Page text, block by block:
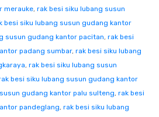
merauke, rak besi siku lubang susun
besi siku lubang susun gudang kantor
susun gudang kantor pacitan, rak besi
padang sumbar, rak besi siku lubang
, rak besi siku lubang susun
besi siku lubang susun gudang kantor
gudang kantor palu sulteng, rak besi
pandeglang, rak besi siku lubang